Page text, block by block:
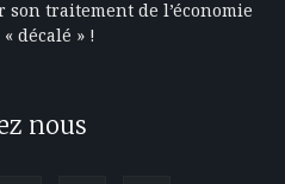
son traitement de l’économie
décalé » !
nous